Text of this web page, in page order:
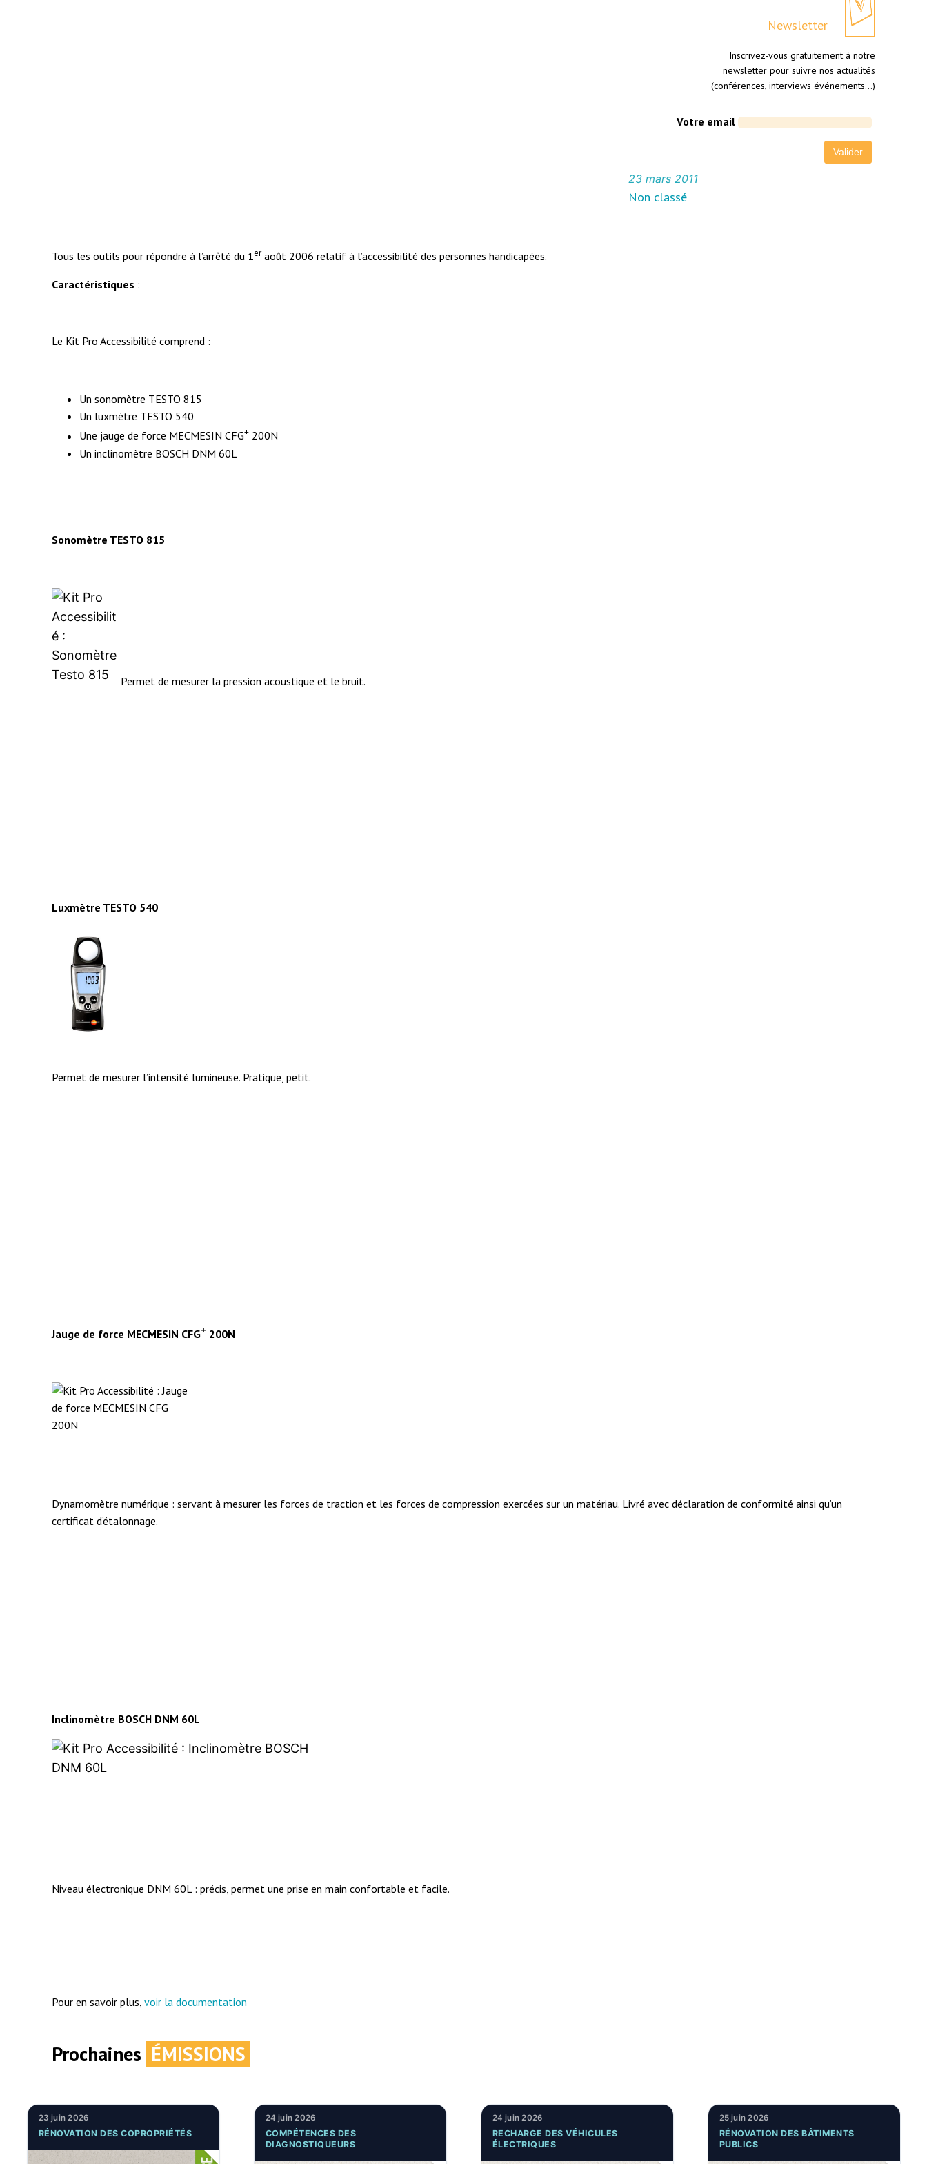
Newsletter
Inscrivez-vous gratuitement à notre
newsletter pour suivre nos actualités
(conférences, interviews événements…)
Votre email
23 mars 2011
Non classé
Tous les outils pour répondre à l’arrêté du 1eraoût 2006 relatif à l’accessibilité des personnes handicapées.
Caractéristiques :
Le Kit Pro Accessibilité comprend :
Un sonomètre TESTO 815
Un luxmètre TESTO 540
Une jauge de force MECMESIN CFG+ 200N
Un inclinomètre BOSCH DNM 60L
Sonomètre TESTO 815
Permet de mesurer la pression acoustique et le bruit.
Luxmètre TESTO 540
Permet de mesurer l’intensité lumineuse. Pratique, petit.
Jauge de force MECMESIN CFG+ 200N
Dynamomètre numérique : servant à mesurer les forces de traction et les forces de compression exercées sur un matériau. Livré avec déclaration de conformité ainsi qu’un
certificat d’étalonnage.
Inclinomètre BOSCH DNM 60L
Niveau électronique DNM 60L : précis, permet une prise en main confortable et facile.
Pour en savoir plus,voir la documentation
Prochaines ÉMISSIONS
23 juin 2026
RÉNOVATION DES COPROPRIÉTÉS
24 juin 2026
COMPÉTENCES DES
DIAGNOSTIQUEURS
24 juin 2026
RECHARGE DES VÉHICULES
ÉLECTRIQUES
25 juin 2026
RÉNOVATION DES BÂTIMENTS
PUBLICS